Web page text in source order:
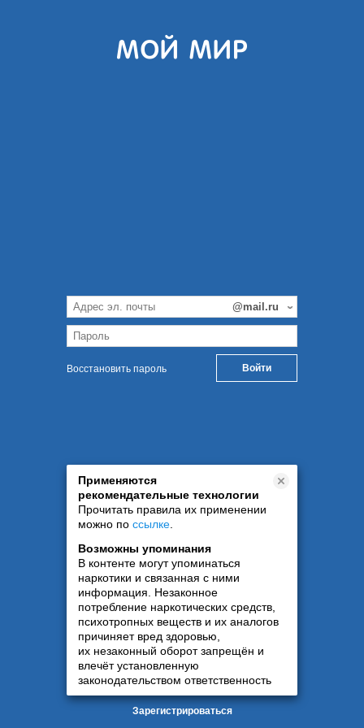
Восстановить пароль
Применяются
рекомендательные технологии
Прочитать правила их применении
можно по ссылке
Возможны упоминания
В контенте могут упоминаться
наркотики и связанная с ними
информация. Незаконное
потребление наркотических средств,
психотропных веществ и их аналогов
причиняет вред здоровью,
их незаконный оборот запрещён и
влечёт установленную
законодательством ответственность
Зарегистрироваться